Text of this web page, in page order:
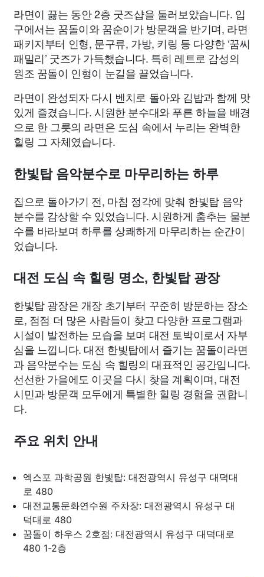
라면이 끓는 동안 2층 굿즈샵을 둘러보았습니다. 입
구에서는 꿈돌이와 꿈순이가 방문객을 반기며, 라면
패키지부터 인형, 문구류, 가방, 키링 등 다양한 ‘꿈씨
패밀리’ 굿즈가 가득했습니다. 특히 레트로 감성의
원조 꿈돌이 인형이 눈길을 끌었습니다.
라면이 완성되자 다시 벤치로 돌아와 김밥과 함께 맛
있게 즐겼습니다. 시원한 분수대와 푸른 하늘을 배경
으로 한 그릇의 라면은 도심 속에서 누리는 완벽한
힐링 그 자체였습니다.
한빛탑 음악분수로 마무리하는 하루
집으로 돌아가기 전, 마침 정각에 맞춰 한빛탑 음악
분수를 감상할 수 있었습니다. 시원하게 춤추는 물분
수를 바라보며 하루를 상쾌하게 마무리하는 순간이
었습니다.
대전 도심 속 힐링 명소, 한빛탑 광장
한빛탑 광장은 개장 초기부터 꾸준히 방문하는 장소
로, 점점 더 많은 사람들이 찾고 다양한 프로그램과
시설이 발전하는 모습을 보며 대전 토박이로서 자부
심을 느낍니다. 대전 한빛탑에서 즐기는 꿈돌이라면
과 음악분수는 도심 속 힐링의 대표적인 공간입니다.
선선한 가을에도 이곳을 다시 찾을 계획이며, 대전
시민과 방문객 모두에게 특별한 힐링 경험을 권합니
다.
주요 위치 안내
엑스포 과학공원 한빛탑: 대전광역시 유성구 대덕대
로 480
대전교통문화연수원 주차장: 대전광역시 유성구 대
덕대로 480
꿈돌이 하우스 2호점: 대전광역시 유성구 대덕대로
480 1-2층